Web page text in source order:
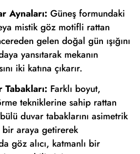
Aynaları: Güneş formundaki
mistik göz motifli rattan
gelen doğal gün ışığını
yansıtarak mekanın
iki katına çıkarır.
Tabakları: Farklı boyut,
tekniklerine sahip rattan
duvar tabaklarını asimetrik
araya getirerek
göz alıcı, katmanlı bir